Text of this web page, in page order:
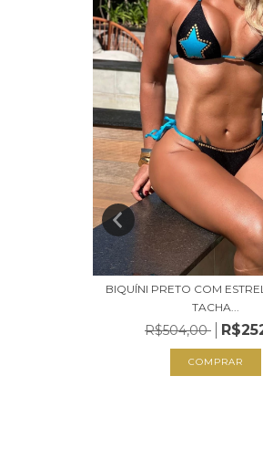
BIQUÍNI PRETO COM
TACHA...
R$504,00
COMPRAR